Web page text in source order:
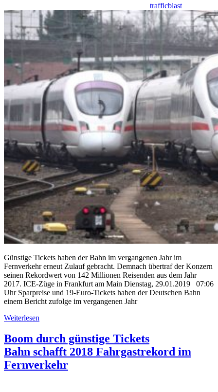
trafficblast
Günstige Tickets haben der Bahn im vergangenen Jahr im
Fernverkehr erneut Zulauf gebracht. Demnach übertraf der Konzern
seinen Rekordwert von 142 Millionen Reisenden aus dem Jahr
2017. ICE-Züge in Frankfurt am Main Dienstag, 29.01.2019 07:06
Uhr Sparpreise und 19-Euro-Tickets haben der Deutschen Bahn
einem Bericht zufolge im vergangenen Jahr
Weiterlesen
Boom durch günstige Tickets
Bahn schafft 2018 Fahrgastrekord im
Fernverkehr